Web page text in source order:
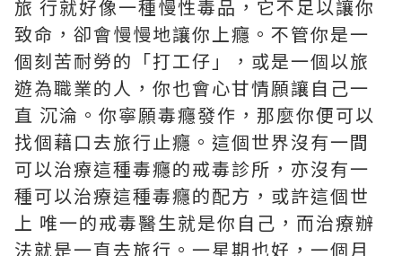
旅 行就好像一種慢性毒品，它不足以讓你
致命，卻會慢慢地讓你上癮。不管你是一
個刻苦耐勞的「打工仔」，或是一個以旅
遊為職業的人，你也會心甘情願讓自己一
直 沉淪。你寧願毒癮發作，那麼你便可以
找個藉口去旅行止癮。這個世界沒有一間
可以治療這種毒癮的戒毒診所，亦沒有一
種可以治療這種毒癮的配方，或許這個世
上 唯一的戒毒醫生就是你自己，而治療辦
法就是一直去旅行。一星期也好，一個月